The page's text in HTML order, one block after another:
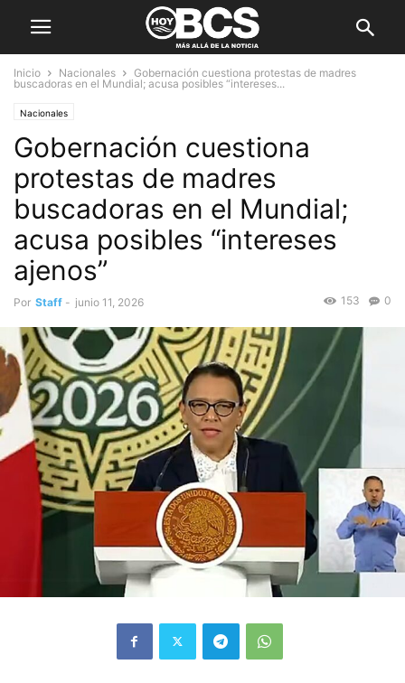
Inicio Nacionales
Gobernación cuestiona protestas de madres
buscadoras en el Mundial; acusa posibles “intereses...
Nacionales
Gobernación cuestiona
protestas de madres
buscadoras en el Mundial;
acusa posibles “intereses
ajenos”
Por Staff - junio 11, 2026 0
153